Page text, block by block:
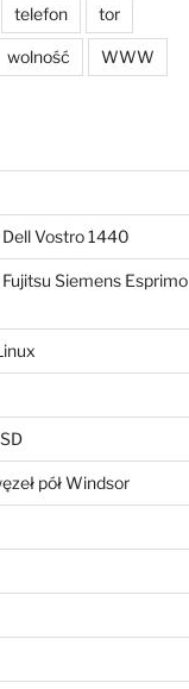
telefon tor
wolność WWW
Vostro 1440
Siemens Esprimo
pół Windsor